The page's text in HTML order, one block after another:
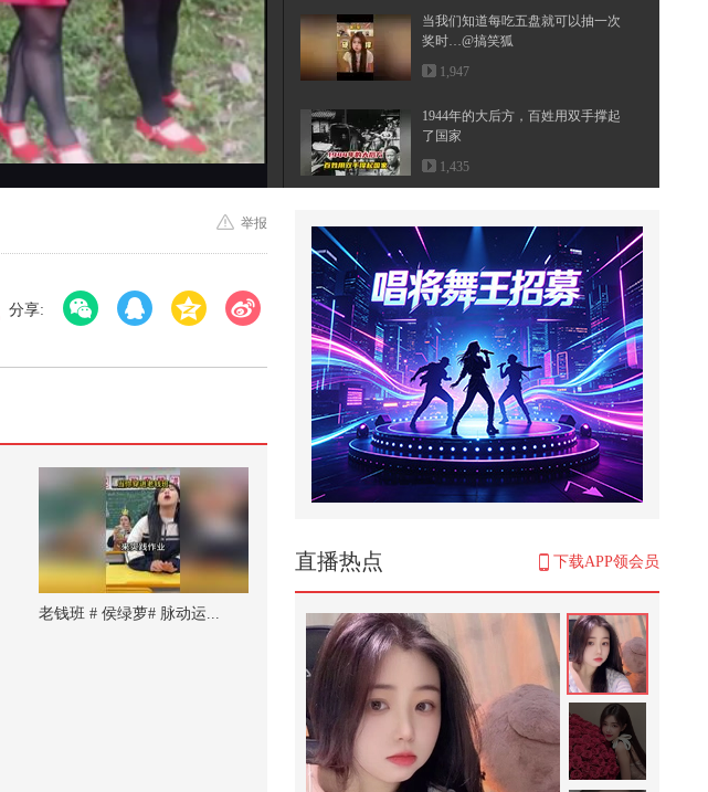
倍速
当我们知道每吃五盘就可以抽一次
奖时…@搞笑狐
1,947
1944年的大后方，百姓用双手撑起
了国家
1,435
1,972
2只雪王抢雪妹在路边打架，重庆
参加飕狗大赛，单挑异术罗馆长
2,587
三明治说话法
6,898
这西瓜一看就有食欲#2026春季搜
总感觉哪里不对劲呢 # 搞笑视频
17,313
@曾可妮 专访上线！提前做好耐力
训练准备简直斗志满满！新歌3.29
即...
2,740
高血压的危害有哪些？低压高和高
举报
分享:
直播热点 下载APP领会员
老钱班 # 侯绿萝# 脉动运...